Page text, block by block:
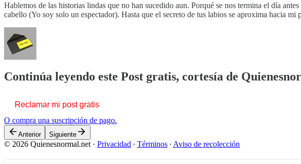
Hablemos de las historias lindas que no han sucedido aun. Porqué se nos termina el día
cabello (Yo soy solo un espectador). Hasta que el secreto de tus labios se aproxima hacia
Continúa leyendo este Post gratis, cortesía de
Reclamar mi post gratis
O compra una suscripción de pago.
Anterior Siguiente
© 2026 Quienesnormal.net · Privacidad ∙ Términos ∙ Aviso de recolección